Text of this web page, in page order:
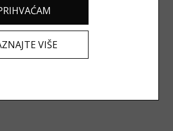
i radimo.
10 konja za
se nalazi u
jogurt, voćni
VIŠE